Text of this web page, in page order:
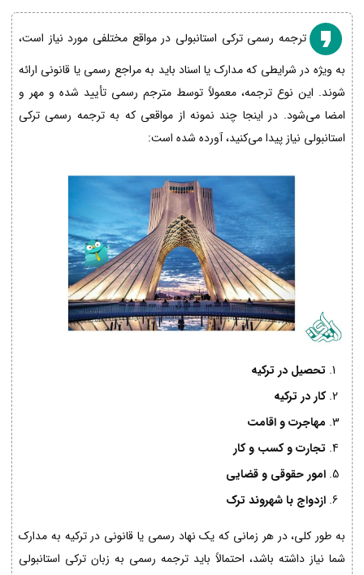
ترجمه رسمی ترکی استانبولی در مواقع مختلفی مورد نیاز است،
به ویژه در شرایطی که مدارک یا اسناد باید به مراجع رسمی یا قانونی ارائه
شوند. این نوع ترجمه، معمولاً توسط مترجم رسمی تأیید شده و مهر و
امضا می‌شود. در اینجا چند نمونه از مواقعی که به ترجمه رسمی ترکی
استانبولی نیاز پیدا می‌کنید، آورده شده است:
تحصیل در ترکیه
کار در ترکیه
مهاجرت و اقامت
تجارت و کسب و کار
امور حقوقی و قضایی
ازدواج با شهروند ترک
به طور کلی، در هر زمانی که یک نهاد رسمی یا قانونی در ترکیه به مدارک
شما نیاز داشته باشد، احتمالاً باید ترجمه رسمی به زبان ترکی استانبولی